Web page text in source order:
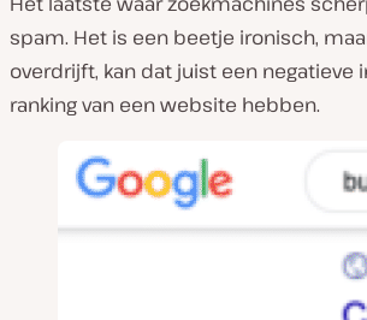
spam. Het is een beetje ironisch,
overdrijft, kan dat juist een negatieve
ranking van een website hebben.